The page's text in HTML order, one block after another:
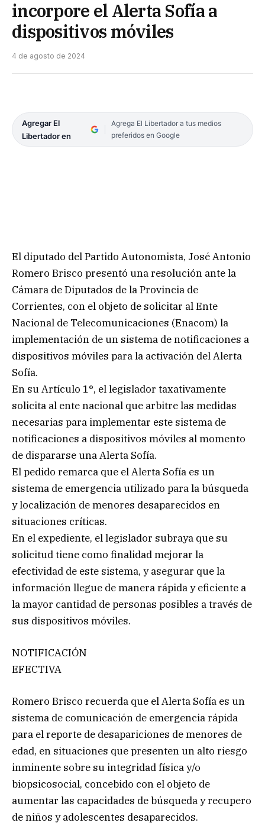
incorpore el Alerta Sofía a
dispositivos móviles
4 de agosto de 2024
Agregar El
Libertador en
Agrega El Libertador a tus medios
preferidos en Google
El diputado del Partido Autonomista, José Antonio
Romero Brisco presentó una resolución ante la
Cámara de Diputados de la Provincia de
Corrientes, con el objeto de solicitar al Ente
Nacional de Telecomunicaciones (Enacom) la
implementación de un sistema de notificaciones a
dispositivos móviles para la activación del Alerta
Sofía.
En su Artículo 1°, el legislador taxativamente
solicita al ente nacional que arbitre las medidas
necesarias para implementar este sistema de
notificaciones a dispositivos móviles al momento
de dispararse una Alerta Sofía.
El pedido remarca que el Alerta Sofía es un
sistema de emergencia utilizado para la búsqueda
y localización de menores desaparecidos en
situaciones críticas.
En el expediente, el legislador subraya que su
solicitud tiene como finalidad mejorar la
efectividad de este sistema, y asegurar que la
información llegue de manera rápida y eficiente a
la mayor cantidad de personas posibles a través de
sus dispositivos móviles.
NOTIFICACIÓN
EFECTIVA
Romero Brisco recuerda que el Alerta Sofía es un
sistema de comunicación de emergencia rápida
para el reporte de desapariciones de menores de
edad, en situaciones que presenten un alto riesgo
inminente sobre su integridad física y/o
biopsicosocial, concebido con el objeto de
aumentar las capacidades de búsqueda y recupero
de niños y adolescentes desaparecidos.